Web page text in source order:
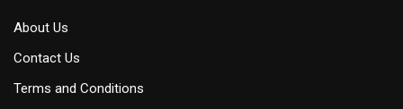
About Us
Contact Us
Terms and Conditions